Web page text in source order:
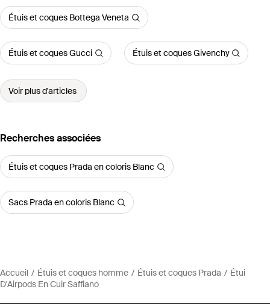
Étuis et coques Bottega Veneta
Étuis et coques Gucci Étuis et coques Givenchy
Voir plus d'articles
Recherches associées
Étuis et coques Prada en coloris Blanc
Sacs Prada en coloris Blanc
Accueil Étuis et coques homme Étuis et coques Prada
Étui
D'Airpods En Cuir Saffiano